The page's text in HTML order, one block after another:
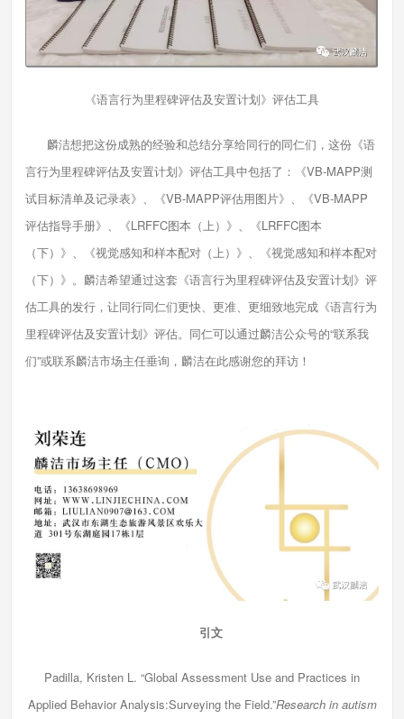
《语言行为里程碑评估及安置计划》评估工具
麟洁想把这份成熟的经验和总结分享给同行的同仁们，这份《语
言行为里程碑评估及安置计划》评估工具中包括了：《VB-MAPP测
试目标清单及记录表》、《VB-MAPP评估用图片》、《VB-MAPP
评估指导手册》、《LRFFC图本（上）》、《LRFFC图本
（下）》、《视觉感知和样本配对（上）》、《视觉感知和样本配对
（下）》。麟洁希望通过这套《语言行为里程碑评估及安置计划》评
估工具的发行，让同行同仁们更快、更准、更细致地完成《语言行为
里程碑评估及安置计划》评估。同仁可以通过麟洁公众号的“联系我
们”或联系麟洁市场主任垂询，麟洁在此感谢您的拜访！
引文
Padilla, Kristen L. “Global Assessment Use and Practices in
Applied Behavior Analysis:Surveying the Field.”Research in autism